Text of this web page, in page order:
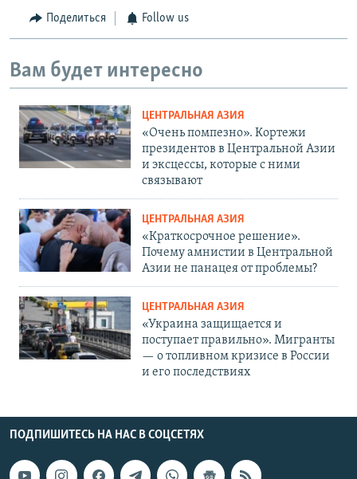
Поделиться Follow us
Вам будет интересно
ЦЕНТРАЛЬНАЯ АЗИЯ
«Очень помпезно». Кортежи
президентов в Центральной Азии
и эксцессы, которые с ними
связывают
ЦЕНТРАЛЬНАЯ АЗИЯ
«Краткосрочное решение».
Почему амнистии в Центральной
Азии не панацея от проблемы?
ЦЕНТРАЛЬНАЯ АЗИЯ
«Украина защищается и
поступает правильно». Мигранты
— о топливном кризисе в России
и его последствиях
ПОДПИШИТЕСЬ НА НАС В СОЦСЕТЯХ